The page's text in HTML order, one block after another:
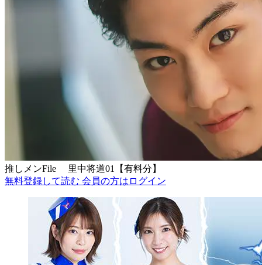
推しメンFile 里中将道01【有料分】
無料登録して読む 会員の方はログイン